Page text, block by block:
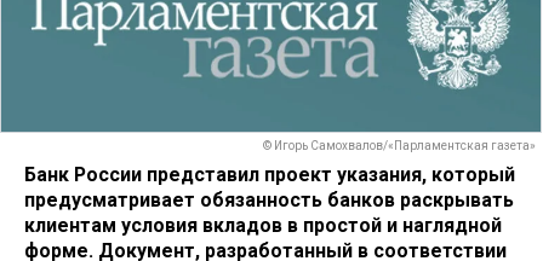
© Игорь Самохвалов/«Парламентская газета»
Банк России представил проект указания, который
предусматривает обязанность банков раскрывать
клиентам условия вкладов в простой и наглядной
форме. Документ, разработанный в соответствии